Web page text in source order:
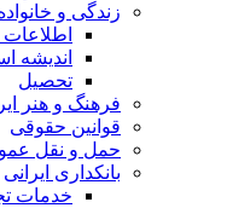
زندگی و
اندیشه
تحصیل
فرهنگ و هنر
قوانین حقوقی
حمل و نقل
بانکداری ایرانی
خدمات